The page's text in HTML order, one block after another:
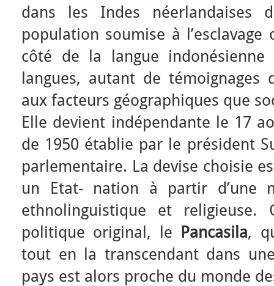
dans les Indes
population soumise à
côté de la langue
langues, autant de
aux facteurs géographiques que
Elle devient indépendante le 17
de 1950 établie par le président
parlementaire. La devise choisie
un Etat- nation à partir d’une
ethnolinguistique et
politique original, le Pancasila,
tout en la transcendant dans
pays est alors proche du monde